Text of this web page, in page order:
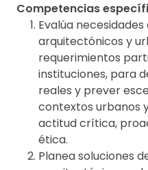
Competencias
Evalúa
arquitectónicos y
requerimientos
instituciones, para
reales y prever
contextos urbanos
actitud crítica,
ética.
Planea soluciones